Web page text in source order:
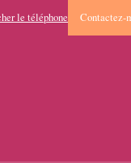
Contactez-
le téléphone